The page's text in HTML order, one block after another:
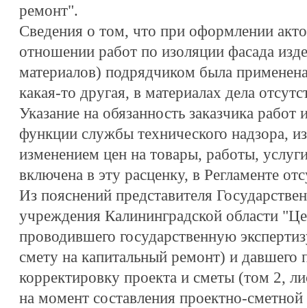
ремонт".
Сведения о том, что при оформлении
отношении работ по изоляции фасада
материалов) подрядчиком была
какая-то другая, в материалах дела
Указание на обязанность заказчика
функции службы технического надзора,
изменением цен на товары, работы,
включена в эту расценку, в Регламенте
Из пояснений представителя
учреждения Калининградской области
проводившего государственную
смету на капитальный ремонт) и давшего
корректировку проекта и сметы (том 2,
на момент составления проектно-